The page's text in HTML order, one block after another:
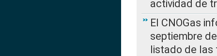
actividad de
El CNOGas
septiembre
listado de las